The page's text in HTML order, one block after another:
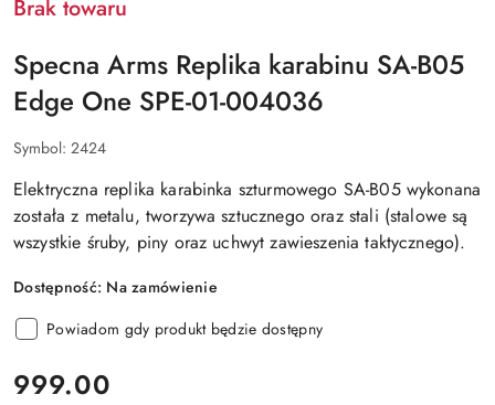
Brak towaru
Specna Arms Replika karabinu SA-B05
Edge One SPE-01-004036
Symbol: 2424
Elektryczna replika karabinka szturmowego SA-B05wykonana
została z metalu, tworzywa sztucznego oraz stali (stalowe są
wszystkie śruby, piny oraz uchwyt zawieszenia taktycznego).
Dostępność: Na zamówienie
Powiadom gdy produkt będzie dostępny
cena:
999.00